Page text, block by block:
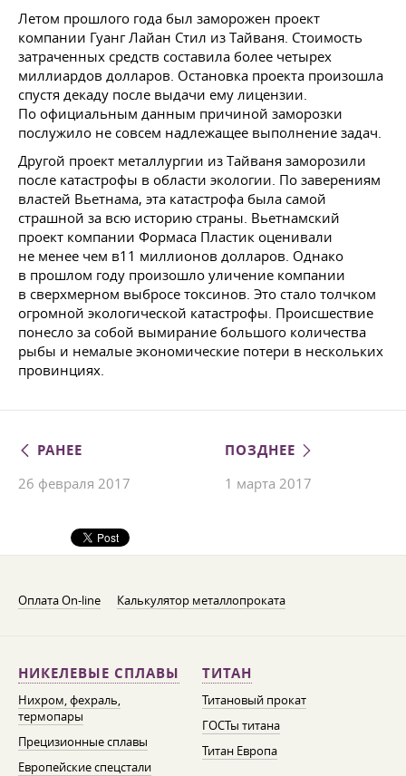
Летом прошлого года был заморожен проект
компании Гуанг Лайан Стил из Тайваня. Стоимость
затраченных средств составила более четырех
миллиардов долларов. Остановка проекта произошла
спустя декаду после выдачи ему лицензии.
По официальным данным причиной заморозки
послужило не совсем надлежащее выполнение задач.
Другой проект металлургии из Тайваня заморозили
после катастрофы в области экологии. По заверениям
властей Вьетнама, эта катастрофа была самой
страшной за всю историю страны. Вьетнамский
проект компании Формаса Пластик оценивали
не менее чем в11 миллионов долларов. Однако
в прошлом году произошло уличение компании
в сверхмерном выбросе токсинов. Это стало толчком
огромной экологической катастрофы. Происшествие
понесло за собой вымирание большого количества
рыбы и немалые экономические потери в нескольких
провинциях.
РАНЕЕ
26 февраля 2017
ПОЗДНЕЕ
1 марта 2017
Оплата On-line Калькулятор металлопроката
НИКЕЛЕВЫЕ СПЛАВЫ
Нихром, фехраль,
термопары
Прецизионные сплавы
Европейские спецстали
ТИТАН
Титановый прокат
ГОСТы титана
Титан Европа